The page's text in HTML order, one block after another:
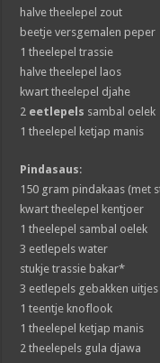
halve theelepel zout
beetje versgemalen peper
1 theelepel trassie
halve theelepel laos
kwart theelepel djahe
2 eetlepels sambal oelek
1 theelepel ketjap manis
Pindasaus:
150 gram pindakaas (met
kwart theelepel kentjoer
1 theelepel sambal oelek
3 eetlepels water
stukje trassie bakar*
3 eetlepels gebakken
1 teentje knoflook
1 theelepel ketjap manis
2 theelepels gula djawa